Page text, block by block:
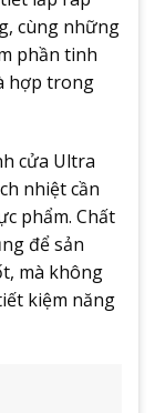
cùng những
phần tinh
hợp trong
cửa Ultra
nhiệt cần
phẩm. Chất
để sản
mà không
kiệm năng